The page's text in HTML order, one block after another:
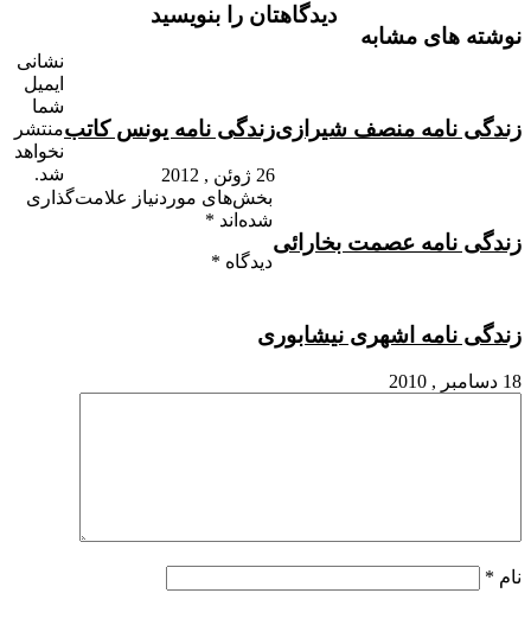
نوشته های مشابه
زندگی نامه منصف شیرازیزندگی نامه یونس کاتب
26 ژوئن , 2012
زندگی نامه عصمت بخارائی
زندگی نامه اشهری نیشابوری
18 دسامبر , 2010
دیدگاهتان را بنویسید
نشانی
ایمیل
شما
منتشر
نخواهد
شد.
بخش‌های موردنیاز علامت‌گذاری
شده‌اند *
دیدگاه *
نام *